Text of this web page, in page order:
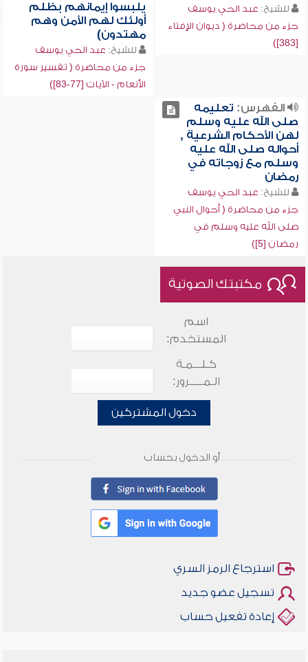
للشيخ: عبد الحي يوسف
جزء من محاضرة ( ديوان الإفتاء
[383])
يلبسوا إيمانهم بظلم
أولئك لهم الأمن وهم
مهتدون)
للشيخ: عبد الحي يوسف
جزء من محاضرة ( تفسير سورة
الأنعام - الآيات [77-83])
الفهرس: تعليمه
صلى الله عليه وسلم
لهن الأحكام الشرعية ,
أحواله صلى الله عليه
وسلم مع زوجاته في
رمضان
للشيخ: عبد الحي يوسف
جزء من محاضرة ( أحوال النبي
صلى الله عليه وسلم في
رمضان [5])
مكتبتك الصوتية
اسم
المستخدم:
كـلـــمـة
الـمـــــرور:
دخول المشتركين
أو الدخول بحساب
استرجاع الرمز السري
تسجيل عضو جديد
إعادة تفعيل حساب